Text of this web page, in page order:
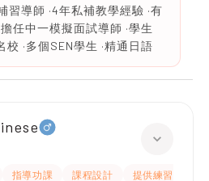
習導師 ·4年私補教學經驗 ·有
任中一模擬面試導師 ·學生
·多個SEN學生 ·精通日語
指導功課 課程設計
提供練習題/試題